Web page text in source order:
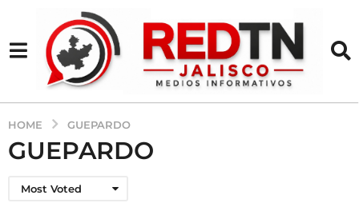
HOME GUEPARDO
GUEPARDO
Most Voted